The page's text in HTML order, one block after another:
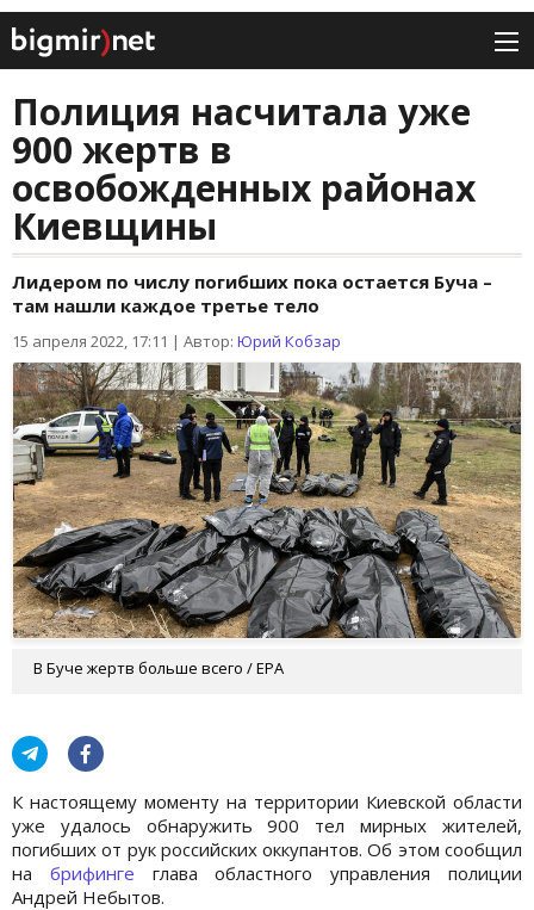
Полиция насчитала уже
900 жертв в
освобожденных районах
Киевщины
Лидером по числу погибших пока остается Буча –
там нашли каждое третье тело
15 апреля 2022, 17:11 | Автор: Юрий Кобзар
В Буче жертв больше всего / EPA
К настоящему моменту на территории Киевской области
уже удалось обнаружить 900 тел мирных жителей,
погибших от рук российских оккупантов. Об этом сообщил
на брифинге глава областного управления полиции
Андрей Небытов.